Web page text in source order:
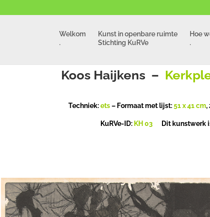
Welkom
.
Kunst in openbare ruimte
Stichting KuRVe
Hoe
.
Koos Haijkens –
Techniek:ets– Formaat met lijst:51 x 41cm,
KuRVe-ID: KH 03 Dit kunstwerk